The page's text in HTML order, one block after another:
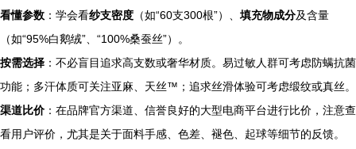
看懂参数 ：学会看纱支密度 （如“60支300根”）、 填充物成分及含量
（如“95%白鹅绒”、“100%桑蚕丝”）。
按需选择 ：不必盲目追求高支数或奢华材质。易过敏人群可考虑防螨抗菌
功能；多汗体质可关注亚麻、天丝™；追求丝滑体验可考虑缎纹或真丝。
渠道比价：在品牌官方渠道、信誉良好的大型电商平台进行比价，注意查
看用户评价，尤其是关于面料手感、色差、褪色、起球等细节的反馈。